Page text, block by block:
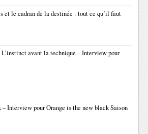
et le cadran de la destinée : tout ce qu’il faut
avant la technique – Interview pour
– Interview pour Orange is the new black Saison